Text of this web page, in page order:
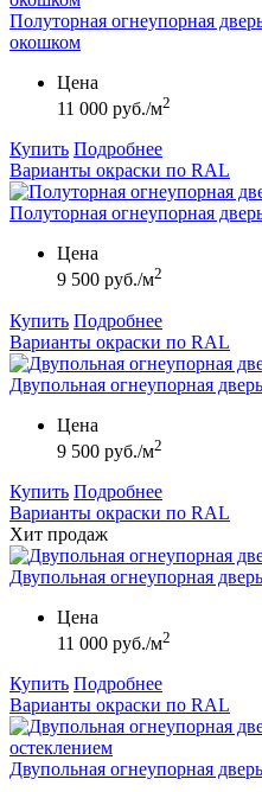
Полуторная огнеупорная
окошком
Цена
11 000 руб./м2
Купить Подробнее
Варианты окраски по RAL
Полуторная огнеупорная
Цена
9 500 руб./м2
Купить Подробнее
Варианты окраски по RAL
Двупольная огнеупорная
Цена
9 500 руб./м2
Купить Подробнее
Варианты окраски по RAL
Хит продаж
Двупольная огнеупорная
Цена
11 000 руб./м2
Купить Подробнее
Варианты окраски по RAL
Двупольная огнеупорная